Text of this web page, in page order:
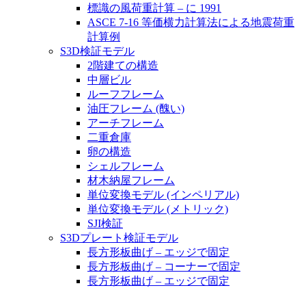
標識の風荷重計算 – に 1991
ASCE 7-16 等価横力計算法による地震荷重
計算例
S3D検証モデル
2階建ての構造
中層ビル
ルーフフレーム
油圧フレーム (醜い)
アーチフレーム
二重倉庫
卵の構造
シェルフレーム
材木納屋フレーム
単位変換モデル (インペリアル)
単位変換モデル (メトリック)
SJI検証
S3Dプレート検証モデル
長方形板曲げ – エッジで固定
長方形板曲げ – コーナーで固定
長方形板曲げ – エッジで固定